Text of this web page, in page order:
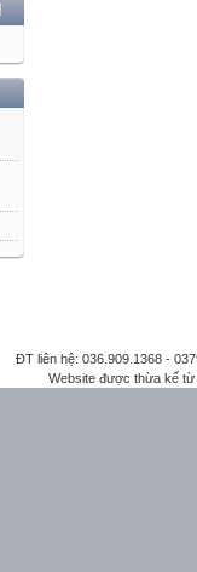
ĐT liên hệ: 036.909.1368 -
Website được thừa kế từ